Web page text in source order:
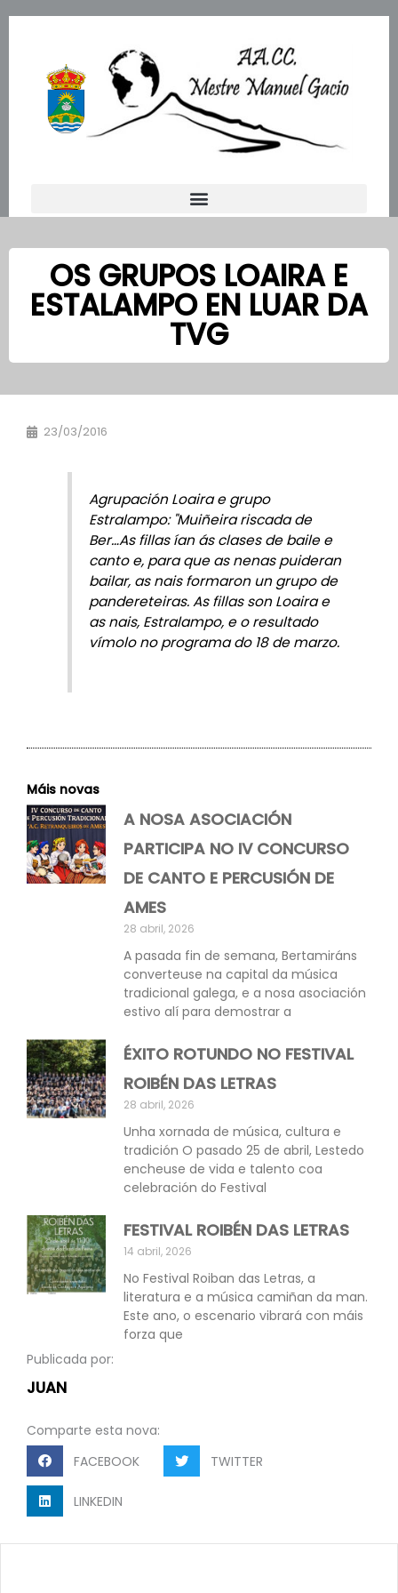
OS GRUPOS LOAIRA E
ESTALAMPO EN LUAR DA
TVG
Publicada por:
JUAN
Comparte esta nova:
FACEBOOK
TWITTER
LINKEDIN
23/03/2016
Agrupación Loaira e grupo
Estralampo: "Muiñeira riscada de
Ber…As fillas ían ás clases de baile e
canto e, para que as nenas puideran
bailar, as nais formaron un grupo de
pandereteiras. As fillas son Loaira e
as nais, Estralampo, e o resultado
vímolo no programa do 18 de marzo.
Máis novas
A NOSA ASOCIACIÓN
PARTICIPA NO IV CONCURSO
DE CANTO E PERCUSIÓN DE
AMES
28 abril, 2026
A pasada fin de semana, Bertamiráns
converteuse na capital da música
tradicional galega, e a nosa asociación
estivo alí para demostrar a
ÉXITO ROTUNDO NO FESTIVAL
ROIBÉN DAS LETRAS
28 abril, 2026
Unha xornada de música, cultura e
tradición O pasado 25 de abril, Lestedo
encheuse de vida e talento coa
celebración do Festival
FESTIVAL ROIBÉN DAS LETRAS
14 abril, 2026
No Festival Roiban das Letras, a
literatura e a música camiñan da man.
Este ano, o escenario vibrará con máis
forza que